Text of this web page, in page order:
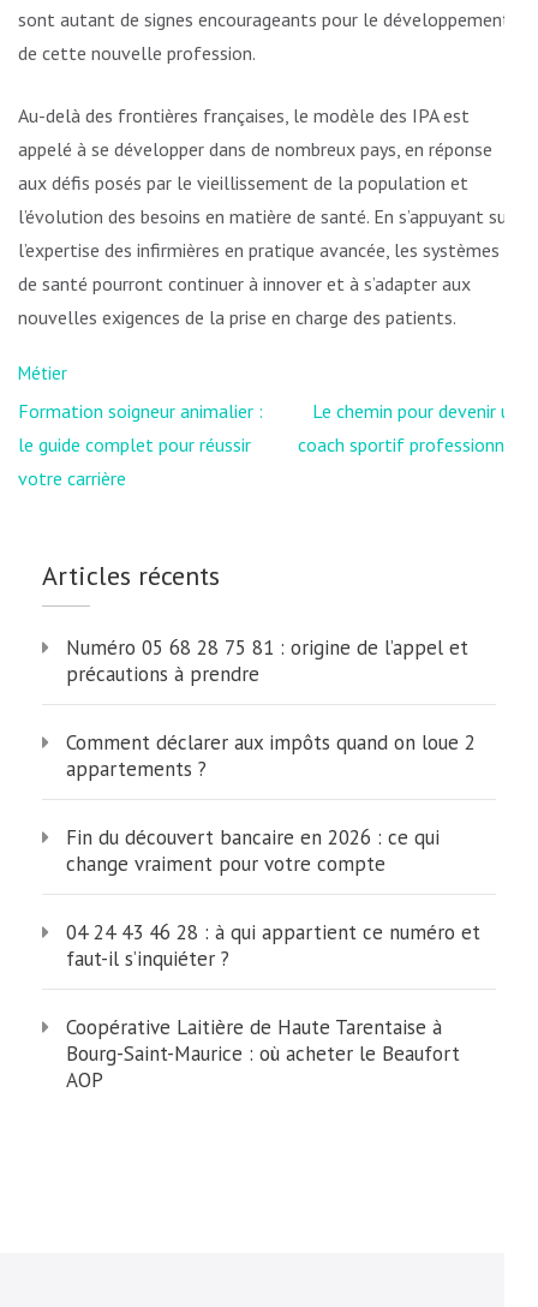
sont autant de signes encourageants pour le développement
de cette nouvelle profession.
Au-delà des frontières françaises, le modèle des IPA est
appelé à se développer dans de nombreux pays, en réponse
aux défis posés par le vieillissement de la population et
l’évolution des besoins en matière de santé. En s’appuyant sur
l’expertise des infirmières en pratique avancée, les systèmes
de santé pourront continuer à innover et à s’adapter aux
nouvelles exigences de la prise en charge des patients.
Métier
Navigation
de
l’article
Formation soigneur animalier :
le guide complet pour réussir
votre carrière
Le chemin pour devenir un
coach sportif professionnel
Articles récents
Numéro 05 68 28 75 81 : origine de l’appel et
précautions à prendre
Comment déclarer aux impôts quand on loue 2
appartements ?
Fin du découvert bancaire en 2026 : ce qui
change vraiment pour votre compte
04 24 43 46 28 : à qui appartient ce numéro et
faut-il s’inquiéter ?
Coopérative Laitière de Haute Tarentaise à
Bourg-Saint-Maurice : où acheter le Beaufort
AOP